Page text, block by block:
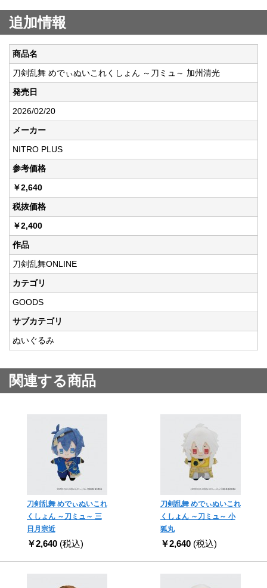
追加情報
商品名
刀剣乱舞 めでぃぬいこれくしょん ～刀ミュ～ 加州清光
発売日
2026/02/20
メーカー
NITRO PLUS
参考価格
￥2,640
税抜価格
￥2,400
作品
刀剣乱舞ONLINE
カテゴリ
GOODS
サブカテゴリ
ぬいぐるみ
関連する商品
刀剣乱舞 めでぃぬいこれ
くしょん ～刀ミュ～ 三
日月宗近
￥2,640 (税込)
刀剣乱舞 めでぃぬいこれ
くしょん ～刀ミュ～ 小
狐丸
￥2,640 (税込)